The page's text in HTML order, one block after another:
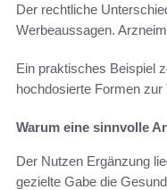
Der rechtliche
Werbeaussagen.
Ein praktisches Beispiel
hochdosierte Formen zur
Warum eine sinnvolle
Der Nutzen Ergänzung
gezielte Gabe die